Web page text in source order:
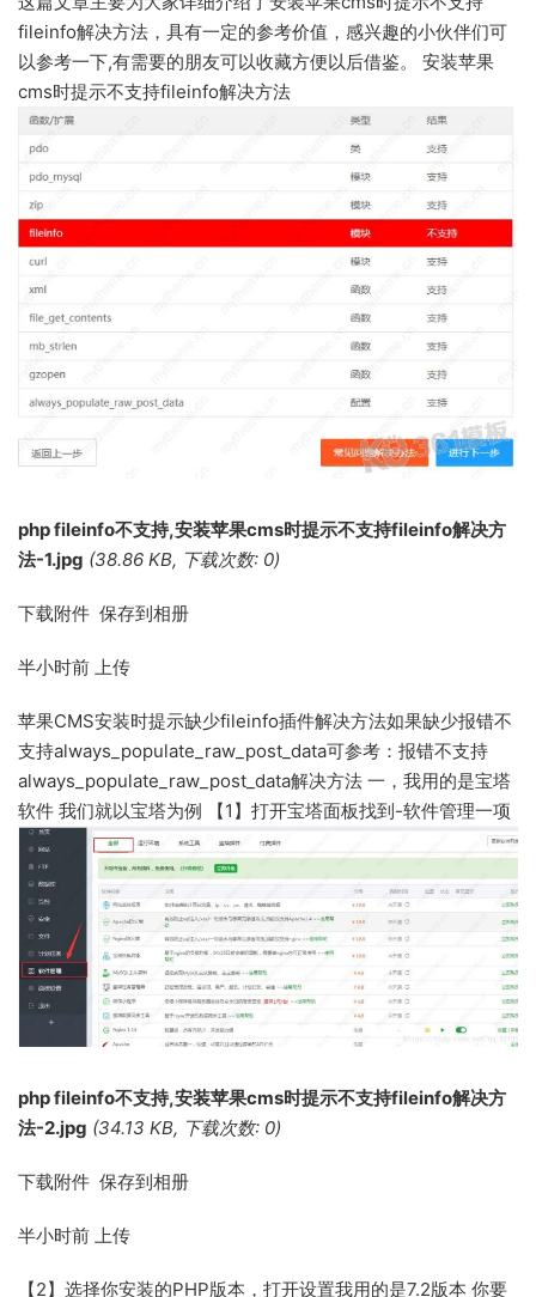
fileinfo解决方法，具有一定的参考价值，感兴趣的小伙伴们可
以参考一下,有需要的朋友可以收藏方便以后借鉴。 安装苹果
cms时提示不支持fileinfo解决方法
php fileinfo不支持,安装苹果cms时提示不支持fileinfo解决方
法-1.jpg (38.86 KB, 下载次数: 0)
下载附件 保存到相册
半小时前 上传
苹果CMS安装时提示缺少fileinfo插件解决方法如果缺少报错不
支持always_populate_raw_post_data可参考：报错不支持
always_populate_raw_post_data解决方法 一，我用的是宝塔
软件 我们就以宝塔为例 【1】打开宝塔面板找到-软件管理一项
php fileinfo不支持,安装苹果cms时提示不支持fileinfo解决方
法-2.jpg (34.13 KB, 下载次数: 0)
下载附件 保存到相册
半小时前 上传
【2】选择你安装的PHP版本，打开设置我用的是7.2版本 你要